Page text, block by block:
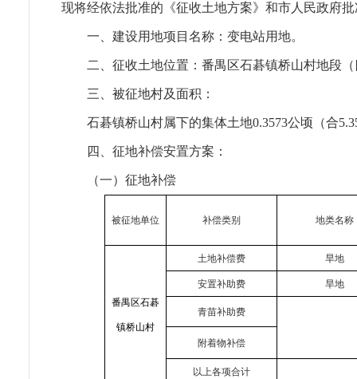
现将经依法批准的《征收土地方案》和市人民政府
一、建设用地项目名称：变电站用地。
二、征收土地位置：番禺区石碁镇桥山村地段
三、被征地村及面积：
石碁镇桥山村属下的集体土地0.3573公顷（合
四、征地补偿安置方案：
（一）征地补偿
被征地单位 补偿类别 地类名称
番禺区石碁
镇桥山村
土地补偿费 旱地
安置补助费 旱地
青苗补助费
附着物补偿
以上各项合计